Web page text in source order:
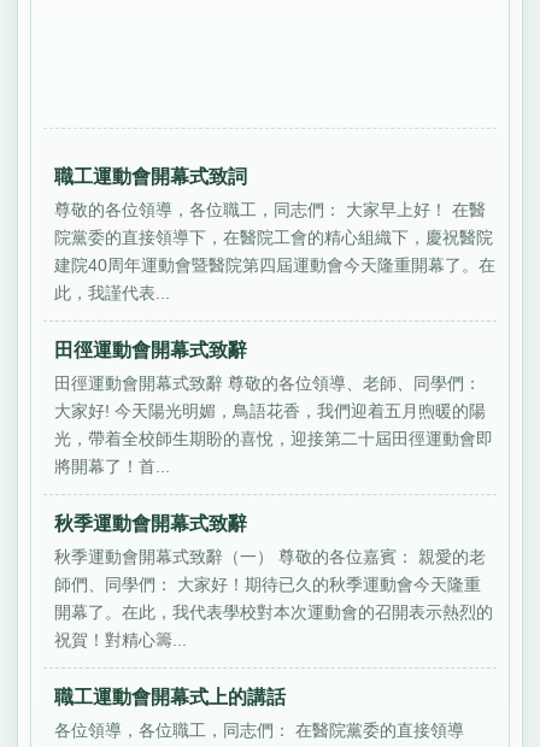
職工運動會開幕式致詞
尊敬的各位領導，各位職工，同志們： 大家早上好！ 在醫
院黨委的直接領導下，在醫院工會的精心組織下，慶祝醫院
建院40周年運動會暨醫院第四屆運動會今天隆重開幕了。在
此，我謹代表...
田徑運動會開幕式致辭
田徑運動會開幕式致辭 尊敬的各位領導、老師、同學們：
大家好! 今天陽光明媚，鳥語花香，我們迎着五月煦暖的陽
光，帶着全校師生期盼的喜悅，迎接第二十屆田徑運動會即
將開幕了！首...
秋季運動會開幕式致辭
秋季運動會開幕式致辭（一） 尊敬的各位嘉賓： 親愛的老
師們、同學們： 大家好！期待已久的秋季運動會今天隆重
開幕了。在此，我代表學校對本次運動會的召開表示熱烈的
祝賀！對精心籌...
職工運動會開幕式上的講話
各位領導，各位職工，同志們： 在醫院黨委的直接領導